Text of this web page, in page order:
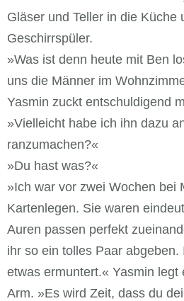
Gläser und Teller in die Küche
Geschirrspüler.
»Was ist denn heute mit Ben
uns die Männer im
Yasmin zuckt entschuldigend
»Vielleicht habe ich ihn dazu
ranzumachen?«
»Du hast was?«
»Ich war vor zwei Wochen bei
Kartenlegen. Sie waren
Auren passen perfekt
ihr so ein tolles Paar abgeben.
etwas ermuntert.« Yasmin legt
Arm. »Es wird Zeit, dass du